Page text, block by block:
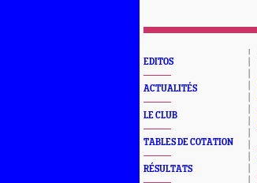
EDITOS
ACTUALITÉS
LE CLUB
TABLES DE COTATION
RÉSULTATS